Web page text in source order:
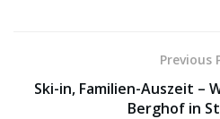
Previous
Ski-in, Familien-Auszeit –
Berghof in